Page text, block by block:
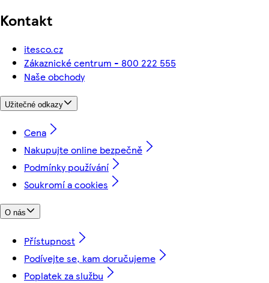
Kontakt
itesco.cz
Zákaznické centrum - 800 222 555
Naše obchody
Užitečné odkazy
Cena
Nakupujte online bezpečně
Podmínky používání
Soukromí a cookies
O nás
Přístupnost
Podívejte se, kam doručujeme
Poplatek za službu